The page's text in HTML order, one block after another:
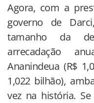
Agora, com a
governo de
tamanho da
arrecadação
Ananindeua (R$
1,022 bilhão),
vez na história.